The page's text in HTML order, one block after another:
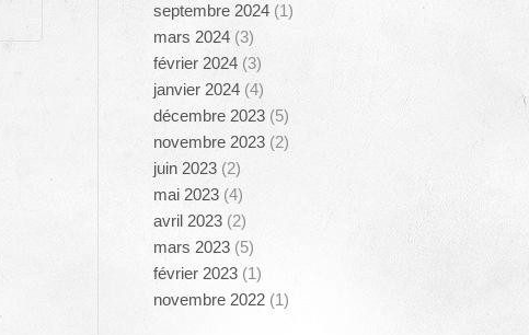
septembre 2024 (1)
mars 2024 (3)
février 2024 (3)
janvier 2024 (4)
décembre 2023 (5)
novembre 2023 (2)
juin 2023 (2)
mai 2023 (4)
avril 2023 (2)
mars 2023 (5)
février 2023 (1)
novembre 2022 (1)